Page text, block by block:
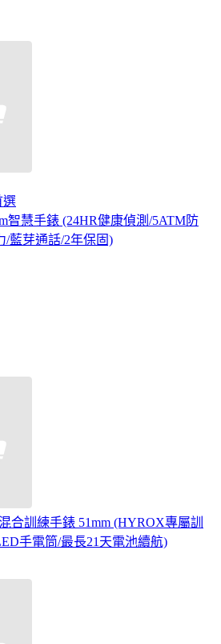
選
智慧手錶 (24HR健康偵測/5ATM防
/藍芽通話/2年保固)
合訓練手錶 51mm (HYROX專屬訓
手電筒/最長21天電池續航)